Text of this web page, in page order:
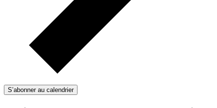
S’abonner au calendrier